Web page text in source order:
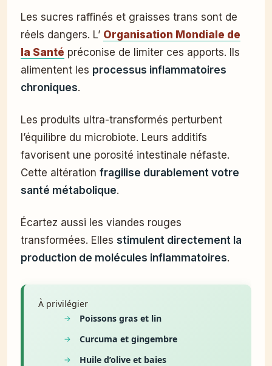
Les sucres raffinés et graisses trans sont de
réels dangers. L’ Organisation Mondiale de
la Santé préconise de limiter ces apports. Ils
alimentent les processus inflammatoires
chroniques.
Les produits ultra-transformés perturbent
l’équilibre du microbiote. Leurs additifs
favorisent une porosité intestinale néfaste.
Cette altération fragilise durablement votre
santé métabolique.
Écartez aussi les viandes rouges
transformées. Elles stimulent directement la
production de molécules inflammatoires.
À privilégier
Poissons gras et lin
Curcuma et gingembre
Huile d’olive et baies